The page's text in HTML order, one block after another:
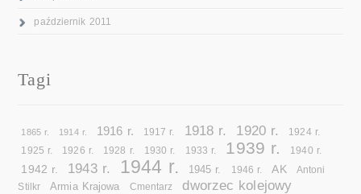
październik 2011
Tagi
1865 r. 1914 r. 1916 r. 1917 r. 1918 r. 1920 r. 1924 r.
1925 r. 1926 r. 1928 r. 1930 r. 1933 r. 1939 r. 1940 r.
1942 r. 1943 r. 1944 r. 1945 r. 1946 r. AK
Antoni
Stilkr
Armia Krajowa Cmentarz dworzec kolejowy